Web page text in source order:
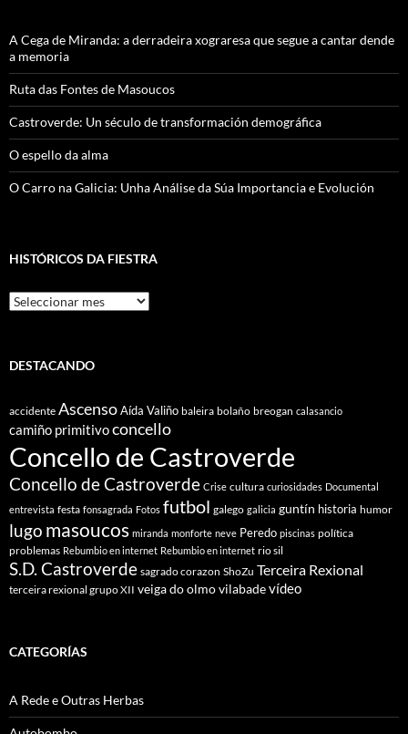
A Cega de Miranda: a derradeira xograresa que segue a cantar dende
a memoria
Ruta das Fontes de Masoucos
Castroverde: Un século de transformación demográfica
O espello da alma
O Carro na Galicia: Unha Análise da Súa Importancia e Evolución
HISTÓRICOS DA FIESTRA
Históricos
Da
DESTACANDO
accidente AscensoAída Valiño baleira bolaño breogan calasancio
camiño primitivoconcello
Concello de Castroverde
Concello de Castroverde Crise cultura curiosidades Documental
entrevista festa fonsagrada Fotos futbol galego galicia guntín historia humor
lugo masoucos miranda monforte neve Peredo piscinas política
problemas Rebumbio en internet Rebumbio en internet rio sil
S.D. Castroverde sagrado corazon ShoZu Terceira Rexional
terceira rexional grupo XII veiga do olmovilabadevídeo
CATEGORÍAS
A Rede e Outras Herbas